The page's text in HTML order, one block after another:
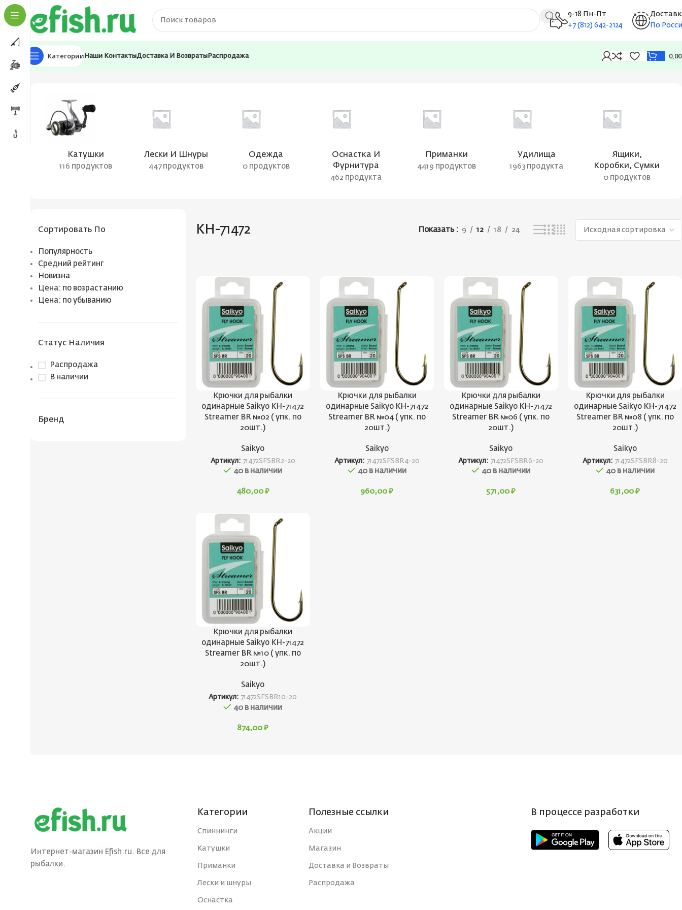
9-18 Пн-Пт
+7 (812) 642-2124
По
Категории Наши КонтактыДоставка И Возвраты Распродажа
Главная Товары с меткой “KH-71472”
Катушки
116 продуктов
Лески И Шнуры
447 продуктов
Одежда
0 продуктов
Оснастка И
Фурнитура
462 продукта
Приманки
4419 продуктов
Удилища
1963 продукта
Ящики,
Коробки, Сумки
0 продуктов
Сортировать По
Популярность
Средний рейтинг
Новизна
Цена: по возрастанию
Цена: по убыванию
Статус Наличия
Распродажа
В наличии
Бренд
KH-71472 Показать 9 12 18 24
Крючки для рыбалки
одинарные Saikyo KH-71472
Streamer BR №02 ( упк. по
20шт.)
Saikyo
Артикул: 71472SFSBR2-20
40 в наличии
480,00 ₽
Крючки для рыбалки
одинарные Saikyo KH-71472
Streamer BR №04 ( упк. по
20шт.)
Saikyo
Артикул: 71472SFSBR4-20
40 в наличии
960,00₽
Крючки для рыбалки
одинарные Saikyo KH-71472
Streamer BR №06 ( упк. по
20шт.)
Saikyo
Артикул: 71472SFSBR6-20
40 в наличии
571,00₽
Крючки для рыбалки
одинарные Saikyo KH-71472
Streamer BR №08 ( упк. по
20шт.)
Saikyo
Артикул: 71472SFSBR8-20
40 в наличии
631,00₽
Крючки для рыбалки
одинарные Saikyo KH-71472
Streamer BR №10 ( упк. по
20шт.)
Saikyo
Артикул: 71472SFSBR10-20
40 в наличии
874,00₽
Интернет-магазин Efish.ru. Все для
рыбалки.
Категории
Спиннинги
Катушки
Приманки
Лески и шнуры
Оснастка
Полезные ссылки
Акции
Магазин
Доставка и Возвраты
Распродажа
В процессе разработки